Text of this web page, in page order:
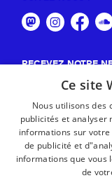
RECEVEZ NOTRE
Ce site
Nous utilisons des
publicités et analyser
informations sur
de publicité et
informations que vous
de